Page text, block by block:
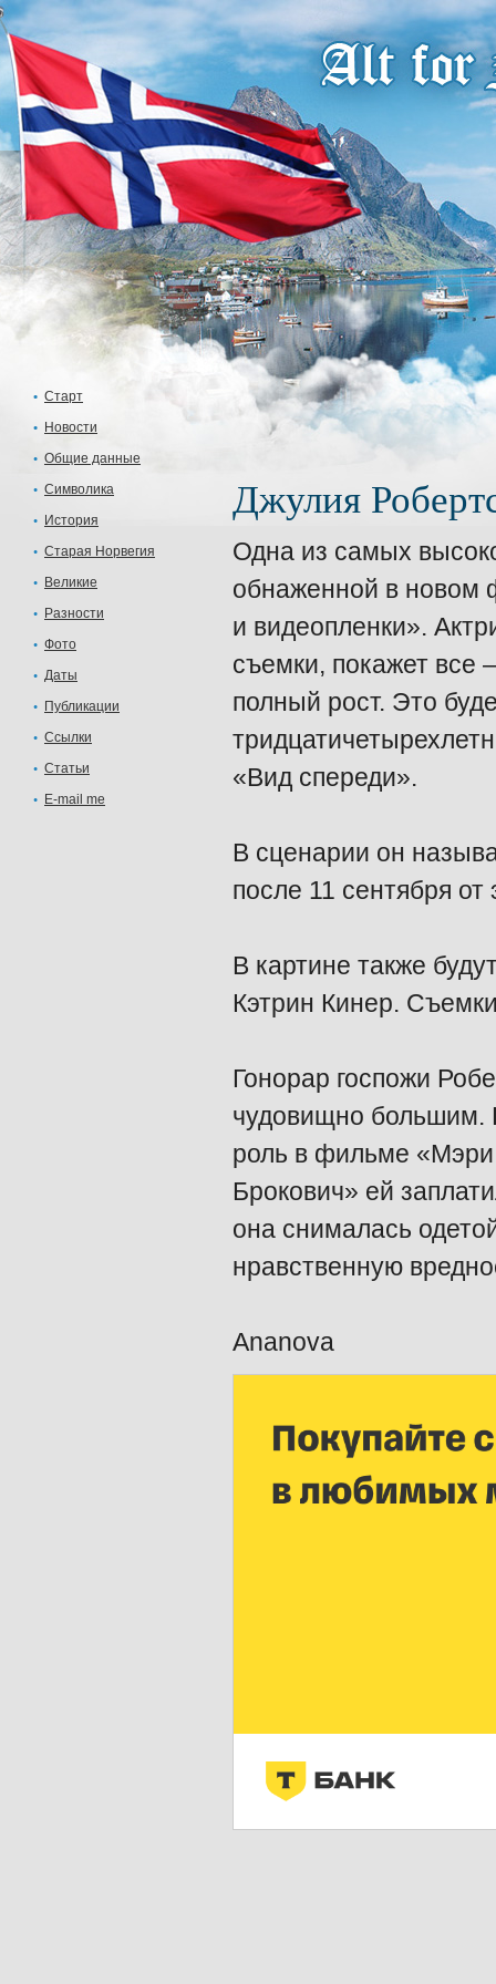
Старт
Новости
Общие данные
Символика
История
Старая Норвегия
Великие
Разности
Фото
Даты
Публикации
Ссылки
Статьи
E-mail me
Джулия
Одна из самых
обнаженной в новом
и видеопленки».
съемки, покажет все
полный рост. Это
«Вид спереди».
В сценарии он
после 11 сентября от
В картине также
Кэтрин Кинер.
Гонорар госпожи
чудовищно большим.
роль в фильме
Брокович» ей
она снималась
нравственную
Ananova